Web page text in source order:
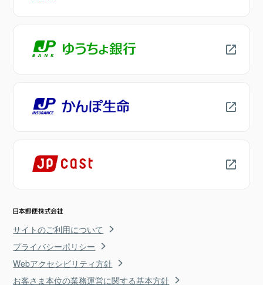
サイトのご利用について
プライバシーポリシー
Webアクセシビリティ方針
お客さま本位の業務運営に関する基本方針